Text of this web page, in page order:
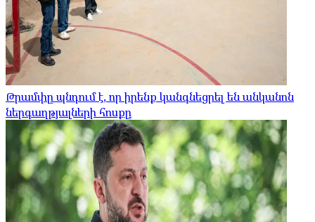
Թրամփը պնդում է, որ իրենք կանգնեցրել են անկանոն
ներգաղթյալների հոսքը